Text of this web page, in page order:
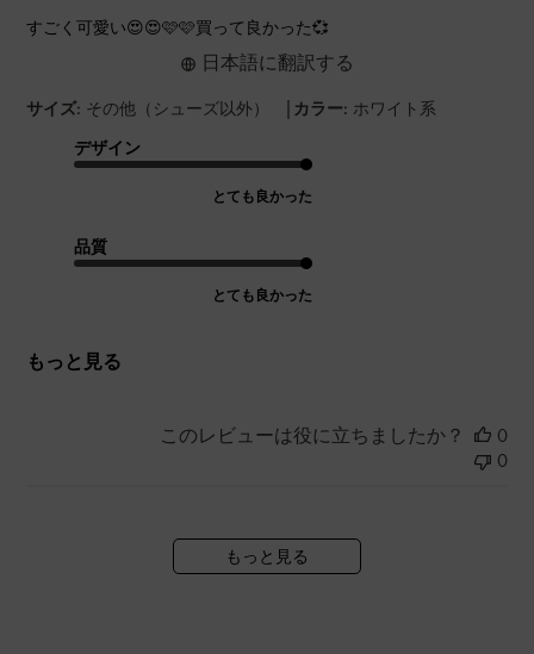
すごく可愛い😍😍🩷🩷買って良かった💞
サイズ: その他（シューズ以外） | カラー: ホワイト系
デザイン
とても良かった
品質
とても良かった
もっと見る
日本語に翻訳する
このレビューは役に立ちましたか？
0
0
もっと見る